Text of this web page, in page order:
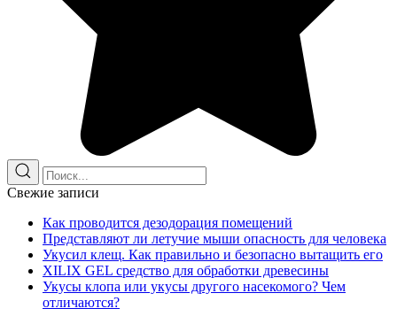
Свежие записи
Как проводится дезодорация помещений
Представляют ли летучие мыши опасность для человека
Укусил клещ. Как правильно и безопасно вытащить его
XILIX GEL средство для обработки древесины
Укусы клопа или укусы другого насекомого? Чем
отличаются?